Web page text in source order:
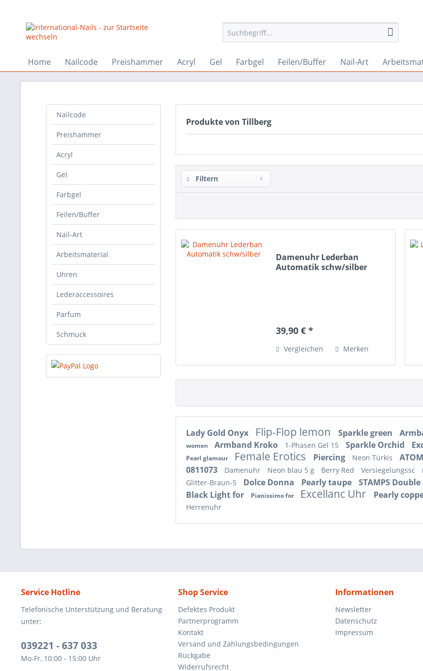
Home Nailcode Preishammer Acryl Gel Farbgel Feilen/Buffer Nail-Art
Nailcode
Preishammer
Acryl
Gel
Farbgel
Feilen/Buffer
Nail-Art
Arbeitsmaterial
Uhren
Lederaccessoires
Parfum
Schmuck
Produkte von Tillberg
Filtern
Damenuhr Lederban
Automatik schw/silber
39,90 € *
Vergleichen Merken
Lady Gold Onyx Flip-Flop lemon Sparkle green
women
Armband Kroko 1-Phasen Gel 15 Sparkle Orchid
Pearl glamour Female Erotics Piercing Neon Türkis
0811073
Damenuhr Neon blau 5 g Berry Red Versiegelungssc
Glitter-Braun-5
Dolce Donna Pearly taupe STAMPS Double
Black Light for Pianissimo for Excellanc Uhr Pearly
Herrenuhr
Service Hotline
Telefonische Unterstützung und Beratung
unter:
039221 - 637 033
Mo-Fr, 10:00 - 15:00 Uhr
Shop Service
Defektes Produkt
Partnerprogramm
Kontakt
Versand und Zahlungsbedingungen
Rückgabe
Widerrufsrecht
Informationen
Newsletter
Datenschutz
Impressum